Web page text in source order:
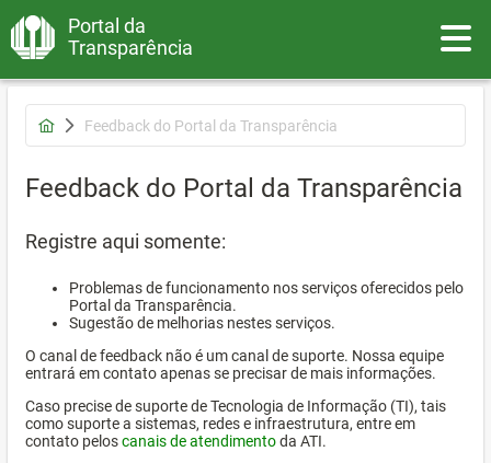
Portal da
Transparência
Feedback do Portal da Transparência
Feedback do Portal da Transparência
Registre aqui somente:
Problemas de funcionamento nos serviços oferecidos pelo
Portal da Transparência.
Sugestão de melhorias nestes serviços.
O canal de feedback não é um canal de suporte. Nossa equipe
entrará em contato apenas se precisar de mais informações.
Caso precise de suporte de Tecnologia de Informação (TI), tais
como suporte a sistemas, redes e infraestrutura, entre em
contato peloscanais de atendimentoda ATI.